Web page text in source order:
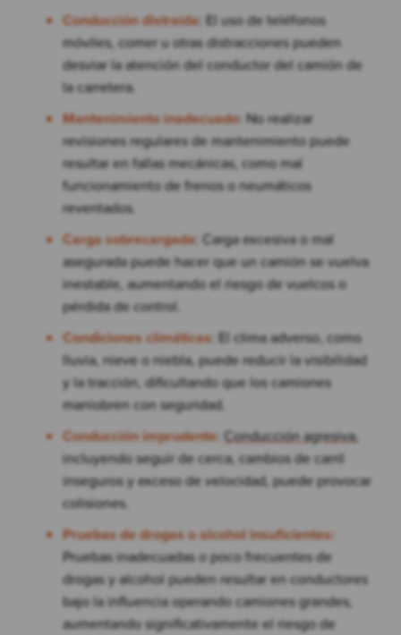
Conducción distraída: El uso de teléfonos
móviles, comer u otras distracciones pueden
desviar la atención del conductor del camión de
la carretera.
Mantenimiento inadecuado: No realizar
revisiones regulares de mantenimiento puede
resultar en fallas mecánicas, como mal
funcionamiento de frenos o neumáticos
reventados.
Carga sobrecargada: Carga excesiva o mal
asegurada puede hacer que un camión se vuelva
inestable, aumentando el riesgo de vuelcos o
pérdida de control.
Condiciones climáticas: El clima adverso, como
lluvia, nieve o niebla, puede reducir la visibilidad
y la tracción, dificultando que los camiones
maniobren con seguridad.
Conducción imprudente: Conducción agresiva,
incluyendo seguir de cerca, cambios de carril
inseguros y exceso de velocidad, puede provocar
colisiones.
Pruebas de drogas o alcohol insuficientes:
Pruebas inadecuadas o poco frecuentes de
drogas y alcohol pueden resultar en conductores
bajo la influencia operando camiones grandes,
aumentando significativamente el riesgo de